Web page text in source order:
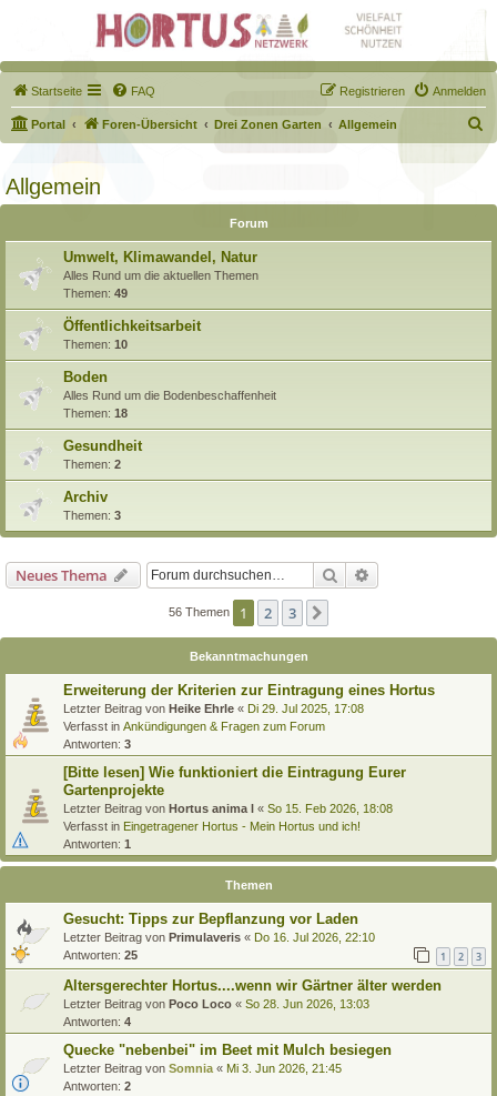
Startseite FAQ Anmelden
Registrieren
Portal Foren-Übersicht Drei Zonen Garten Allgemein
u
h
Allgemein
Forum
Umwelt, Klimawandel, Natur
Alles Rund um die aktuellen Themen
Themen: 49
Öffentlichkeitsarbeit
Themen: 10
Boden
Alles Rund um die Bodenbeschaffenheit
Themen: 18
Gesundheit
Themen: 2
Archiv
Themen: 3
Neues Thema Suche
56 Themen 1 2 3
Bekanntmachungen
Erweiterung der Kriterien zur Eintragung eines Hortus
Letzter Beitrag von Heike Ehrle « Di 29. Jul 2025, 17:08
Verfasst in Ankündigungen & Fragen zum Forum
Antworten: 3
[Bitte lesen] Wie funktioniert die Eintragung Eurer
Gartenprojekte
Letzter Beitrag von Hortus anima l « So 15. Feb 2026, 18:08
Verfasst in Eingetragener Hortus - Mein Hortus und ich!
Antworten: 1
Themen
Gesucht: Tipps zur Bepflanzung vor Laden
Letzter Beitrag von Primulaveris « Do 16. Jul 2026, 22:10
Antworten: 25 1 2 3
Altersgerechter Hortus....wenn wir Gärtner älter werden
Letzter Beitrag von Poco Loco « So 28. Jun 2026, 13:03
Antworten: 4
Quecke "nebenbei" im Beet mit Mulch besiegen
Letzter Beitrag von Somnia « Mi 3. Jun 2026, 21:45
Antworten: 2